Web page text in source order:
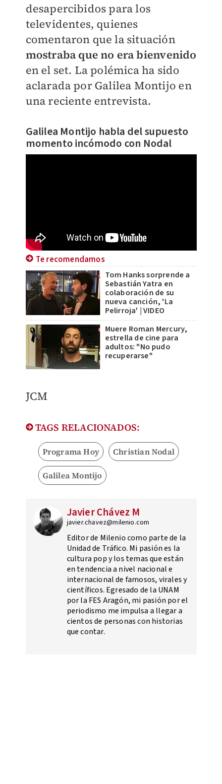
desapercibidos para los
televidentes, quienes
comentaron que la situación
mostraba que no era bienvenido
en el set. La polémica ha sido
aclarada por Galilea Montijo en
una reciente entrevista.
Galilea Montijo habla del supuesto
momento incómodo con Nodal
Te recomendamos
Tom Hanks sorprende a
Sebastián Yatra en
colaboración de su
nueva canción, 'La
Pelirroja' | VIDEO
Muere Roman Mercury,
estrella de cine para
adultos: "No pudo
recuperarse"
JCM
TAGS RELACIONADOS:
Programa Hoy Christian Nodal
Galilea Montijo
Javier Chávez M
javier.chavez@milenio.com
Editor de Milenio como parte de la
Unidad de Tráfico. Mi pasión es la
cultura pop y los temas que están
en tendencia a nivel nacional e
internacional de famosos, virales y
científicos. Egresado de la UNAM
por la FES Aragón, mi pasión por el
periodismo me impulsa a llegar a
cientos de personas con historias
que contar.